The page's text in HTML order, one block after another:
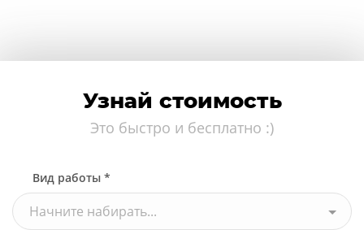
Узнай стоимость
Это быстро и бесплатно :)
Вид работы *
Начните набирать...